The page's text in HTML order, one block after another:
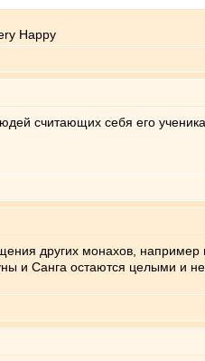
считающих себя его
других монахов, например
и Санга остаются целыми и